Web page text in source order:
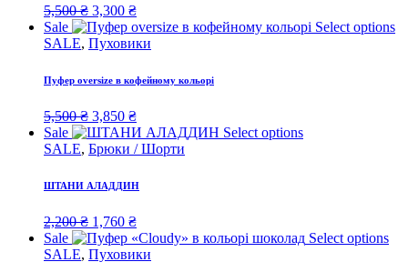
5,500₴ Original
price
was:
3,300 ₴Current
price
is:
Sale
Select options
SALE, Пуховики
Пуфер oversize в кофейному кольорі
5,500₴ Original
price
was:
3,850 ₴Current
price
is:
Sale
Select options
SALE, Брюки / Шорти
ШТАНИ АЛАДДИН
2,200₴ Original
price
was:
1,760 ₴Current
price
is:
Sale
Select options
SALE, Пуховики